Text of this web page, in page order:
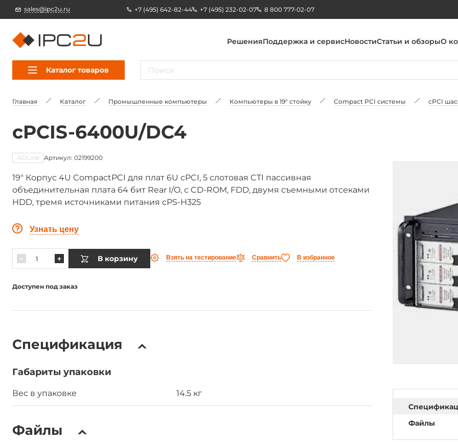
sales@ipc2u.ru +7 (495) 642-82-44 +7 (495) 232-02-07 8 800 777-02-07
РешенияПоддержка и сервисНовостиСтатьи и обзорыО
Каталог товаров
Главная Каталог Промышленные компьютеры Компьютеры в 19" стойку Compact PCI системы cPCI
cPCIS-6400U/DC4
ADLink Артикул: 02199200
19" Корпус 4U CompactPCI для плат 6U cPCI, 5 слотовая CTI пассивная
объединительная плата 64 бит Rear I/O, с CD-ROM, FDD, двумя съемными отсеками
HDD, тремя источниками питания cPS-H325
Узнать цену
В корзину Взять на тестирование Сравнить В избранное
Доступен под заказ
Спецификация
Габариты упаковки
Вес в упаковке 14.5 кг
Файлы
Файлы